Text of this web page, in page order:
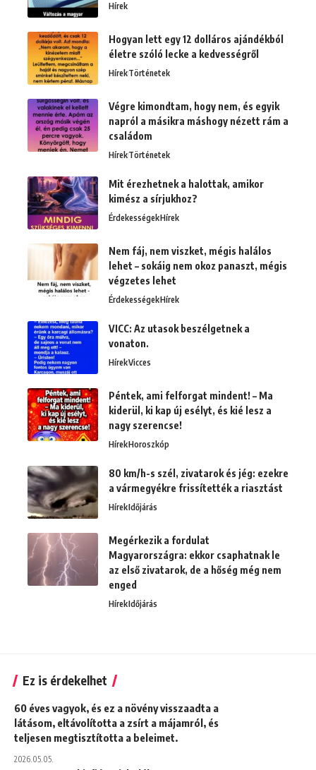
Hírek
Hogyan lett egy 12 dolláros ajándékból
életre szóló lecke a kedvességről
HírekTörténetek
Végre kimondtam, hogy nem, és egyik
napról a másikra máshogy nézett rám a
családom
HírekTörténetek
Mit érezhetnek a halottak, amikor
kimész a sírjukhoz?
ÉrdekességekHírek
Nem fáj, nem viszket, mégis halálos
lehet – sokáig nem okoz panaszt, mégis
végzetes lehet
ÉrdekességekHírek
VICC: Az utasok beszélgetnek a
vonaton.
HírekVicces
Péntek, ami felforgat mindent! – Ma
kiderül, ki kap új esélyt, és kié lesz a
nagy szerencse!
HírekHoroszkóp
80 km/h-s szél, zivatarok és jég: ezekre
a vármegyékre frissítették a riasztást
HírekIdőjárás
Megérkezik a fordulat
Magyarországra: ekkor csaphatnak le
az első zivatarok, de a hőség még nem
enged
HírekIdőjárás
Ez is érdekelhet
60 éves vagyok, és ez a növény visszaadta a
látásom, eltávolította a zsírt a májamról, és
teljesen megtisztította a beleimet.
2026.05.05.